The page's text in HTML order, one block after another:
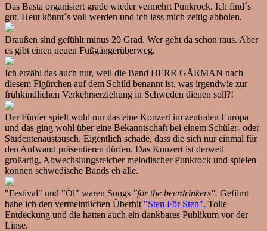
Das Basta organisiert grade wieder vermehrt Punkrock. Ich find´s
gut. Heut könnt´s voll werden und ich lass mich zeitig abholen.
Draußen sind gefühlt minus 20 Grad. Wer geht da schon raus. Aber
es gibt einen neuen Fußgängerüberweg.
Ich erzähl das auch nur, weil die Band HERR GÅRMAN nach
diesem Figürchen auf dem Schild benannt ist, was irgendwie zur
frühkindlichen Verkehrserziehung in Schweden dienen soll?!
Der Fünfer spielt wohl nur das eine Konzert im zentralen Europa
und das ging wohl über eine Bekanntschaft bei einem Schüler- oder
Studentenaustausch. Eigentlich schade, dass die sich nur einmal für
den Aufwand präsentieren dürfen. Das Konzert ist derweil
großartig. Abwechslungsreicher melodischer Punkrock und spielen
können schwedische Bands eh alle.
"Festival" und "Öl" waren Songs "for the beerdrinkers". Gefilmt
habe ich den vermeintlichen Überhit "Sten För Sten". Tolle
Entdeckung und die hatten auch ein dankbares Publikum vor der
Linse.